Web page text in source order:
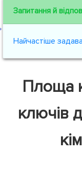
Запитання й
Найчастіше
Площа
ключів